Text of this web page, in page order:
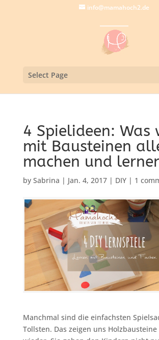
info@mamahoch2.de
Select Page
4 Spielideen: Was
mit Bausteinen
machen und
by Sabrina | Jan. 4, 2017| DIY| 1
Manchmal sind die einfachsten
Tollsten. Das zeigen uns